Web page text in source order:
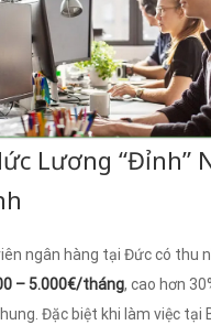
Lương “Đỉnh”
ngân hàng tại Đức có thu
– 5.000€/tháng, cao hơn
Đặc biệt khi làm việc tại